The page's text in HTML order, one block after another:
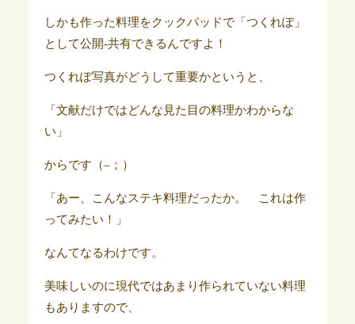
しかも作った料理をクックパッドで「つくれぽ」
として公開-共有できるんですよ！
つくれぽ写真がどうして重要かというと、
「文献だけではどんな見た目の料理かわからな
い」
からです（–；）
「あー、こんなステキ料理だったか。 これは作
ってみたい！」
なんてなるわけです。
美味しいのに現代ではあまり作られていない料理
もありますので、